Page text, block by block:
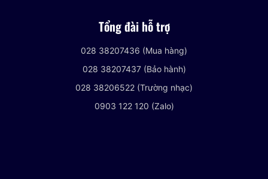
Tổng đài hỗ trợ
028 38207436 (Mua hàng)
028 38207437 (Bảo hành)
028 38206522 (Trường nhạc)
0903 122 120 (Zalo)